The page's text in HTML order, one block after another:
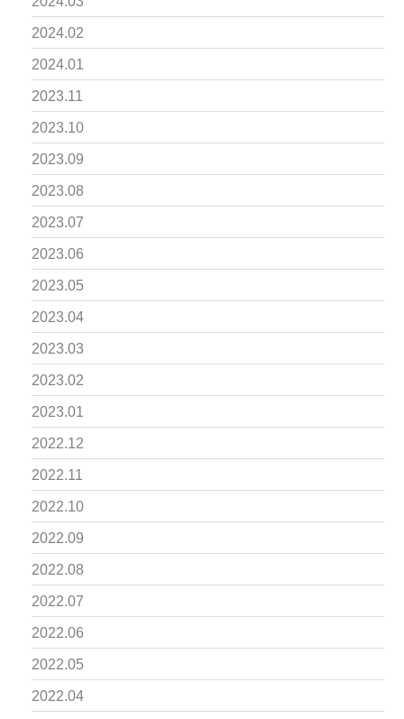
2024.02
2024.01
2023.11
2023.10
2023.09
2023.08
2023.07
2023.06
2023.05
2023.04
2023.03
2023.02
2023.01
2022.12
2022.11
2022.10
2022.09
2022.08
2022.07
2022.06
2022.05
2022.04